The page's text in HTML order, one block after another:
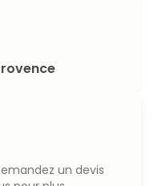
un devis